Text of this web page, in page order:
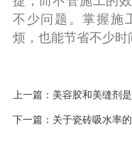
不少问题。掌握施
烦，也能节省不少时
上一篇：美容胶和美缝剂
下一篇：关于瓷砖吸水率